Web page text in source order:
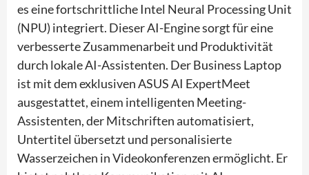
es eine fortschrittliche Intel Neural Processing Unit
(NPU) integriert. Dieser AI-Engine sorgt für eine
verbesserte Zusammenarbeit und Produktivität
durch lokale AI-Assistenten. Der Business Laptop
ist mit dem exklusiven ASUS AI ExpertMeet
ausgestattet, einem intelligenten Meeting-
Assistenten, der Mitschriften automatisiert,
Untertitel übersetzt und personalisierte
Wasserzeichen in Videokonferenzen ermöglicht. Er